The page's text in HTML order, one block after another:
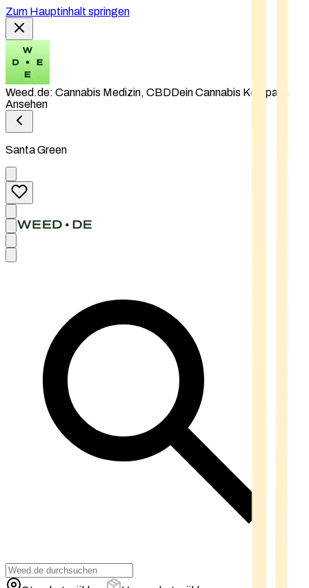
Zum Hauptinhalt springen
Weed.de: Cannabis Medizin, CBDDein Cannabis Kompass
Ansehen
Santa Green